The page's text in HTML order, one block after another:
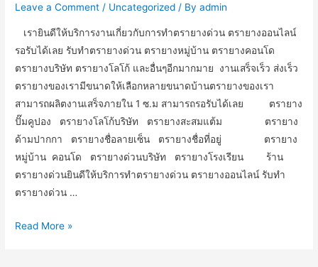
Leave a Comment / Uncategorized / Byadmin
เรายินดีให้บริการงานเกี่ยวกับการทำตรายางด่วน ตรายางออนไลน์
รอรับได้เลย รับทำตรายางด่วน ตรายางหมู่บ้าน ตรายางคอนโด
ตรายางบริษัท ตรายางโลโก้ และอื่นๆอีกมากมาย งานเสร็จเร็ว ส่งเร็ว
ตรายางของเรามีขนาดให้เลือกหลายขนาดบ้านตรายางของเรา
สามารถผลิตงานเสร็จภายใน 1 ซ.ม สามารถรอรับได้เลย ตรายาง
ปั๊มคูปอง ตรายางโลโก้บริษัท ตรายางสะสมแต้ม ตรายาง
ด้ามปากกา ตรายางชื่อลายเซ็น ตรายางชื่อที่อยู่ ตรายาง
หมู่บ้าน คอนโด ตรายางด่วนบริษัท ตรายางโรงเรียน ร้าน
ตรายางด่วนยินดีให้บริการทำตรายางด่วน ตรายางออนไลน์ รับทำ
ตรายางด่วน …
บ้าน
Read More »